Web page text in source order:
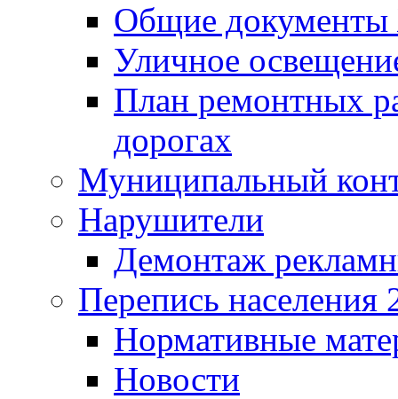
Общие
Уличное
План ремонтных
дорогах
Муниципальный
Нарушители
Демонтаж
Перепись населения
Нормативные
Новости